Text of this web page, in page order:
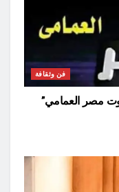
فن وثقافة
مصر العمامي”